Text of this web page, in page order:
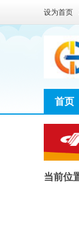
设为首页
首页
当前位